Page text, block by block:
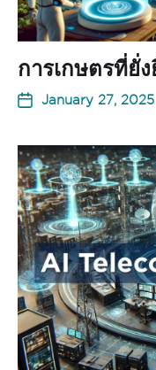
การเกษตรที่ยั่
January 27, 2025